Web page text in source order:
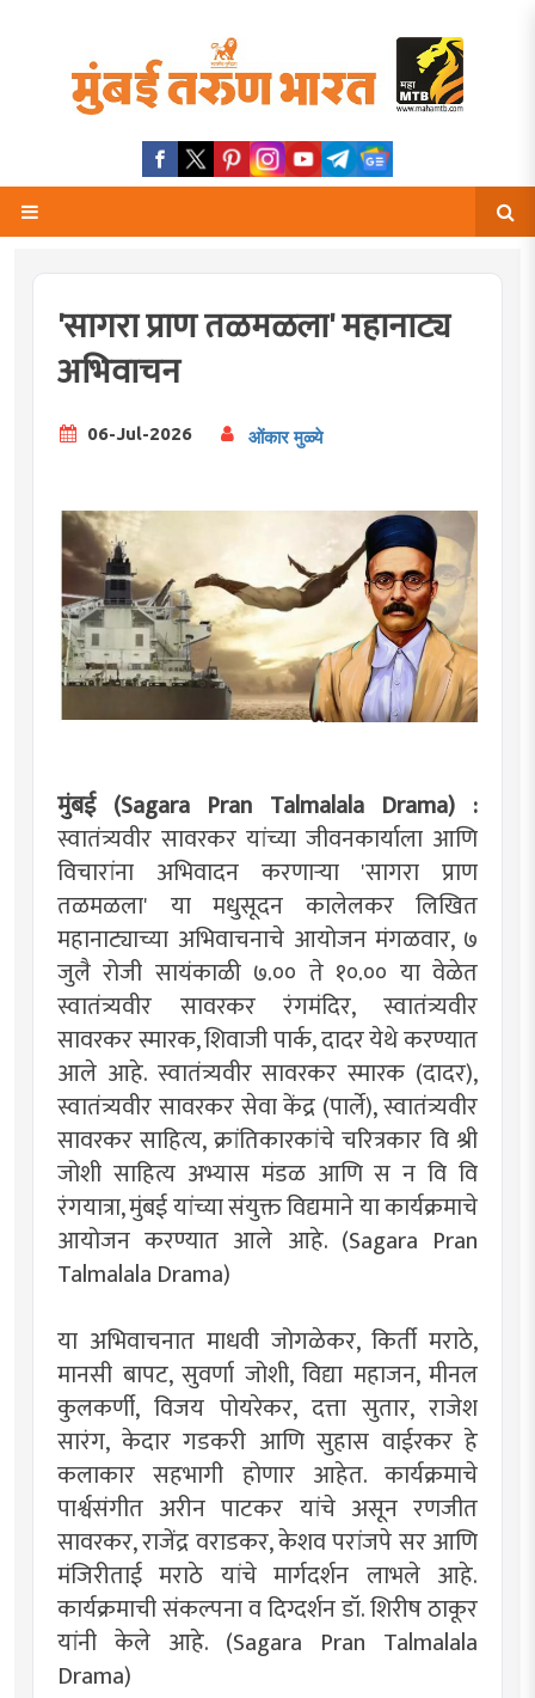
'सागरा प्राण तळमळला' महानाट्य
अभिवाचन
06-Jul-2026 ओंकार मुळ्ये
मुंबई (Sagara Pran Talmalala Drama) :
स्वातंत्र्यवीर सावरकर यांच्या जीवनकार्याला आणि
विचारांना अभिवादन करणाऱ्या 'सागरा प्राण
तळमळला' या मधुसूदन कालेलकर लिखित
महानाट्याच्या अभिवाचनाचे आयोजन मंगळवार, ७
जुलै रोजी सायंकाळी ७.०० ते १०.०० या वेळेत
स्वातंत्र्यवीर सावरकर रंगमंदिर, स्वातंत्र्यवीर
सावरकर स्मारक, शिवाजी पार्क, दादर येथे करण्यात
आले आहे. स्वातंत्र्यवीर सावरकर स्मारक (दादर),
स्वातंत्र्यवीर सावरकर सेवा केंद्र (पार्ले), स्वातंत्र्यवीर
सावरकर साहित्य, क्रांतिकारकांचे चरित्रकार वि श्री
जोशी साहित्य अभ्यास मंडळ आणि स न वि वि
रंगयात्रा, मुंबई यांच्या संयुक्त विद्यमाने या कार्यक्रमाचे
आयोजन करण्यात आले आहे. (Sagara Pran
Talmalala Drama)
या अभिवाचनात माधवी जोगळेकर, किर्ती मराठे,
मानसी बापट, सुवर्णा जोशी, विद्या महाजन, मीनल
कुलकर्णी, विजय पोयरेकर, दत्ता सुतार, राजेश
सारंग, केदार गडकरी आणि सुहास वाईरकर हे
कलाकार सहभागी होणार आहेत. कार्यक्रमाचे
पार्श्वसंगीत अरीन पाटकर यांचे असून रणजीत
सावरकर, राजेंद्र वराडकर, केशव परांजपे सर आणि
मंजिरीताई मराठे यांचे मार्गदर्शन लाभले आहे.
कार्यक्रमाची संकल्पना व दिग्दर्शन डॉ. शिरीष ठाकूर
यांनी केले आहे. (Sagara Pran Talmalala
Drama)